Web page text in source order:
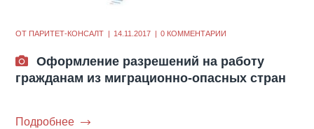
ОТ ПАРИТЕТ-КОНСАЛТ 14.11.2017 0 КОММЕНТАРИИ
Оформление разрешений на работу
гражданам из миграционно-опасных стран
Подробнее